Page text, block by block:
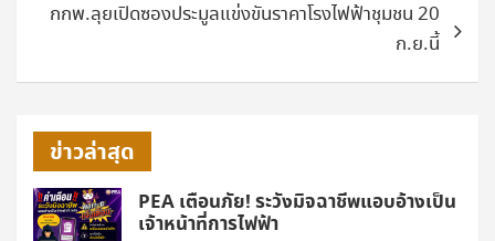
กกพ.ลุยเปิดซองประมูลแข่งขันราคาโรงไฟฟ้าชุมชน 20
ก.ย.นี้
ข่าวล่าสุด
PEA เตือนภัย! ระวังมิจฉาชีพแอบอ้างเป็น
เจ้าหน้าที่การไฟฟ้า